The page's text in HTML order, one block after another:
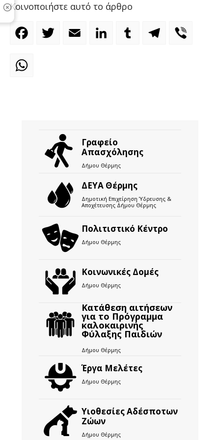
Κοινοποιήστε αυτό το άρθρο
FacebookTwitter Email LinkedIn Tumblr Telegram
Γραφείο
Απασχόλησης
Δήμου Θέρμης
ΔΕΥΑ Θέρμης
Δημοτική Επιχείρηση Ύδρευσης &
Αποχέτευσης Δήμου Θέρμης
Πολιτιστικό Κέντρο
Δήμου Θέρμης
Κοινωνικές Δομές
Δήμου Θέρμης
Κατάθεση αιτήσεων
για το Πρόγραμμα
καλοκαιρινής
Φύλαξης Παιδιών
Δήμου Θέρμης
Έργα Μελέτες
Δήμου Θέρμης
Υιοθεσίες Αδέσποτων
Ζώων
Δήμου Θέρμης